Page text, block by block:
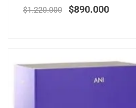
$1.220.000 $890.000